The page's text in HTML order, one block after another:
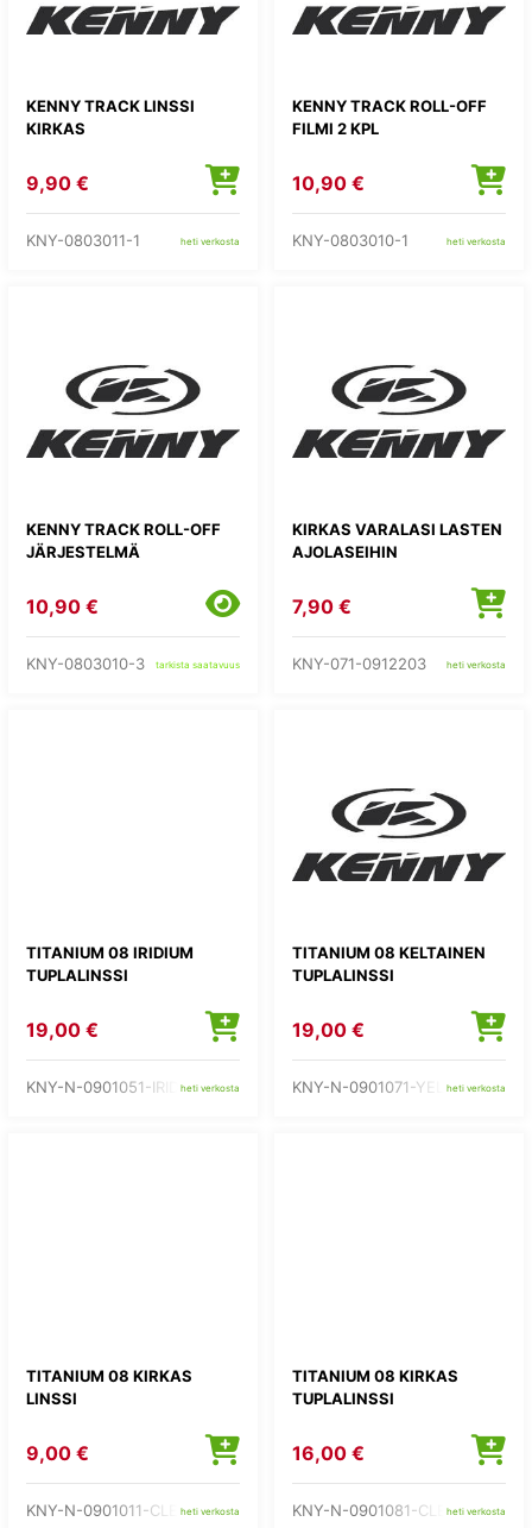
KENNY TRACK LINSSI
KIRKAS
9,90 €
KNY-0803011-1 heti verkosta
KENNY TRACK ROLL-OFF
FILMI 2 KPL
10,90 €
KNY-0803010-1 heti verkosta
KENNY TRACK ROLL-OFF
JÄRJESTELMÄ
10,90 €
KNY-0803010-3 tarkista saatavuus
KIRKAS VARALASI LASTEN
AJOLASEIHIN
7,90 €
KNY-071-0912203 heti verkosta
TITANIUM 08 IRIDIUM
TUPLALINSSI
19,00 €
KNY-N-0901051-IRIDIUheti verkosta
TITANIUM 08 KELTAINEN
TUPLALINSSI
19,00 €
KNY-N-0901071-YELLOW
heti verkosta
TITANIUM 08 KIRKAS
LINSSI
9,00 €
KNY-N-0901011-CLEARheti verkosta
TITANIUM 08 KIRKAS
TUPLALINSSI
16,00 €
KNY-N-0901081-CLEARheti verkosta